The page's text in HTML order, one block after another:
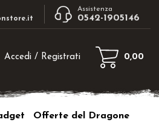
Assistenza
0542-1905146
Accedi / Registrati
clicca sul pulsante "Registrati"
0,00
Offerte del Dragone